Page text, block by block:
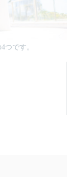
つです。